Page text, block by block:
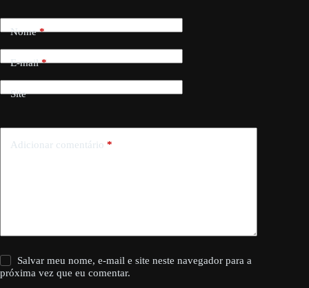
Nome*
E-mail*
Site
Adicionar comentário *
Salvar meu nome, e-mail e site neste navegador para a
próxima vez que eu comentar.